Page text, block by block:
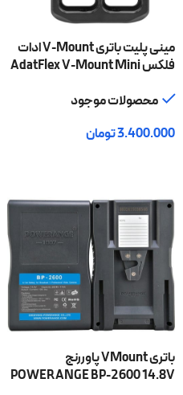
مینی پلیت باتری V-Mount ادات
فلکس AdatFlex V-Mount Mini
محصولات موجود
3.400.000تومان
باتری VMount پاوررنج
POWERANGE BP-2600 14.8V